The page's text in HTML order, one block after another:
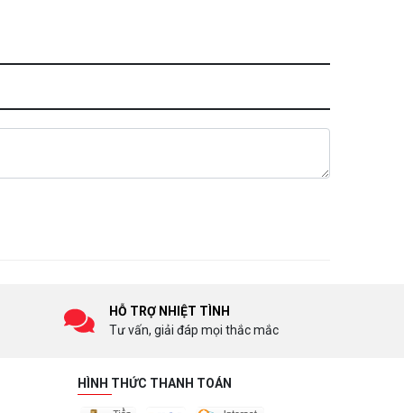
HỖ TRỢ NHIỆT TÌNH
Tư vấn, giải đáp mọi thắc mắc
HÌNH THỨC THANH TOÁN